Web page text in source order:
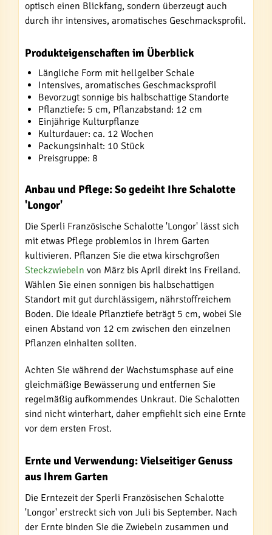
optisch einen Blickfang, sondern überzeugt auch
durch ihr intensives, aromatisches Geschmacksprofil.
Produkteigenschaften im Überblick
Längliche Form mit hellgelber Schale
Intensives, aromatisches Geschmacksprofil
Bevorzugt sonnige bis halbschattige Standorte
Pflanztiefe: 5 cm, Pflanzabstand: 12 cm
Einjährige Kulturpflanze
Kulturdauer: ca. 12 Wochen
Packungsinhalt: 10 Stück
Preisgruppe: 8
Anbau und Pflege: So gedeiht Ihre Schalotte
'Longor'
Die Sperli Französische Schalotte 'Longor' lässt sich
mit etwas Pflege problemlos in Ihrem Garten
kultivieren. Pflanzen Sie die etwa kirschgroßen
Steckzwiebeln von März bis April direkt ins Freiland.
Wählen Sie einen sonnigen bis halbschattigen
Standort mit gut durchlässigem, nährstoffreichem
Boden. Die ideale Pflanztiefe beträgt 5 cm, wobei Sie
einen Abstand von 12 cm zwischen den einzelnen
Pflanzen einhalten sollten.
Achten Sie während der Wachstumsphase auf eine
gleichmäßige Bewässerung und entfernen Sie
regelmäßig aufkommendes Unkraut. Die Schalotten
sind nicht winterhart, daher empfiehlt sich eine Ernte
vor dem ersten Frost.
Ernte und Verwendung: Vielseitiger Genuss
aus Ihrem Garten
Die Erntezeit der Sperli Französischen Schalotte
'Longor' erstreckt sich von Juli bis September. Nach
der Ernte binden Sie die Zwiebeln zusammen und